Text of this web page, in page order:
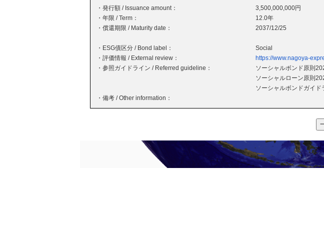
・発行額 / Issuance amount： 3,500,000,000円
・年限 / Term：
12.0年
・償還期限 / Maturity date：
2037/12/25
・ESG債区分 / Bond label： Social
・評価情報 / External review：
https://www.nagoya-
・参照ガイドライン / Referred guideline：
ソーシャルボンド原則
ソーシャルローン原則
ソーシャルボンドガイド
・備考 / Other information：